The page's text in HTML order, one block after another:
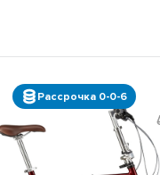
Рассрочка 0-0-6